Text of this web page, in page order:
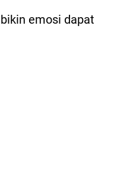
emosi dapat